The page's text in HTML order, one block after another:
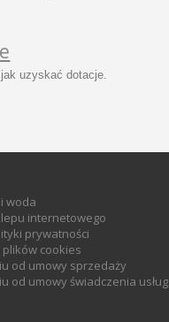
uzyskać dotacje.
woda
internetowego
prywatności
cookies
od umowy sprzedaży
od umowy świadczenia usług